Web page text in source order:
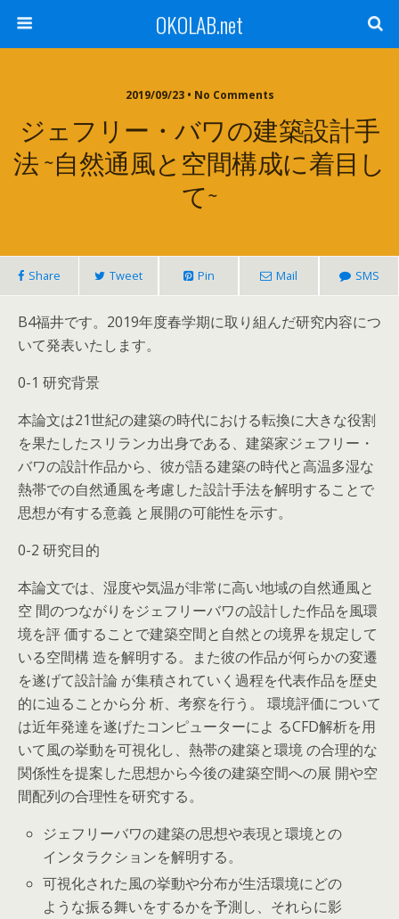
OKOLAB.net
2019/09/23 • No Comments
ジェフリー・バワの建築設計手
法 ~自然通風と空間構成に着目し
て~
Share Tweet Pin Mail SMS
B4福井です。2019年度春学期に取り組んだ研究内容につ
いて発表いたします。
0-1 研究背景
本論文は21世紀の建築の時代における転換に大きな役割
を果たしたスリランカ出身である、建築家ジェフリー・
バワの設計作品から、彼が語る建築の時代と高温多湿な
熱帯での自然通風を考慮した設計手法を解明することで
思想が有する意義 と展開の可能性を示す。
0-2 研究目的
本論文では、湿度や気温が非常に高い地域の自然通風と
空 間のつながりをジェフリーバワの設計した作品を風環
境を評 価することで建築空間と自然との境界を規定して
いる空間構 造を解明する。また彼の作品が何らかの変遷
を遂げて設計論 が集積されていく過程を代表作品を歴史
的に辿ることから分 析、考察を行う。 環境評価について
は近年発達を遂げたコンピューターによ るCFD解析を用
いて風の挙動を可視化し、熱帯の建築と環境 の合理的な
関係性を提案した思想から今後の建築空間への展 開や空
間配列の合理性を研究する。
ジェフリーバワの建築の思想や表現と環境との
インタラクションを解明する。
可視化された風の挙動や分布が生活環境にどの
ような振る舞いをするかを予測し、それらに影